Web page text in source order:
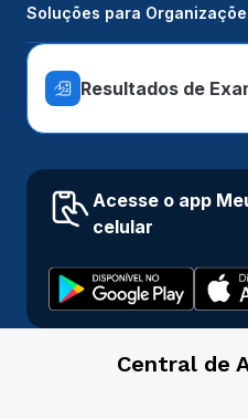
Soluções para
Resultados de
Acesse o app
celular
Central de